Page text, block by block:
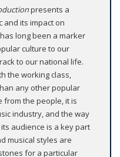
presents a
and its impact on
long been a marker
culture to our
to our national life.
the working class,
any other popular
from the people, it is
industry, and the way
audience is a key part
musical styles are
for a particular